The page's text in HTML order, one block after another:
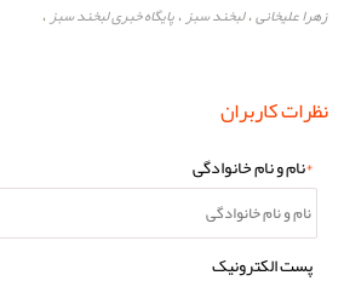
زهرا علیخانی،لبخند سبز،پایگاه خبری لبخند سبز،
نظرات کاربران
*نام و نام خانوادگی
پست الکترونیک